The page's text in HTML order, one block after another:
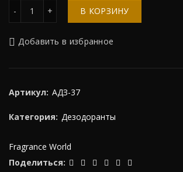
В КОРЗИНУ
Добавить в избранное
Артикул: АДЗ-37
Категория: Дезодоранты
Fragrance World
Поделиться